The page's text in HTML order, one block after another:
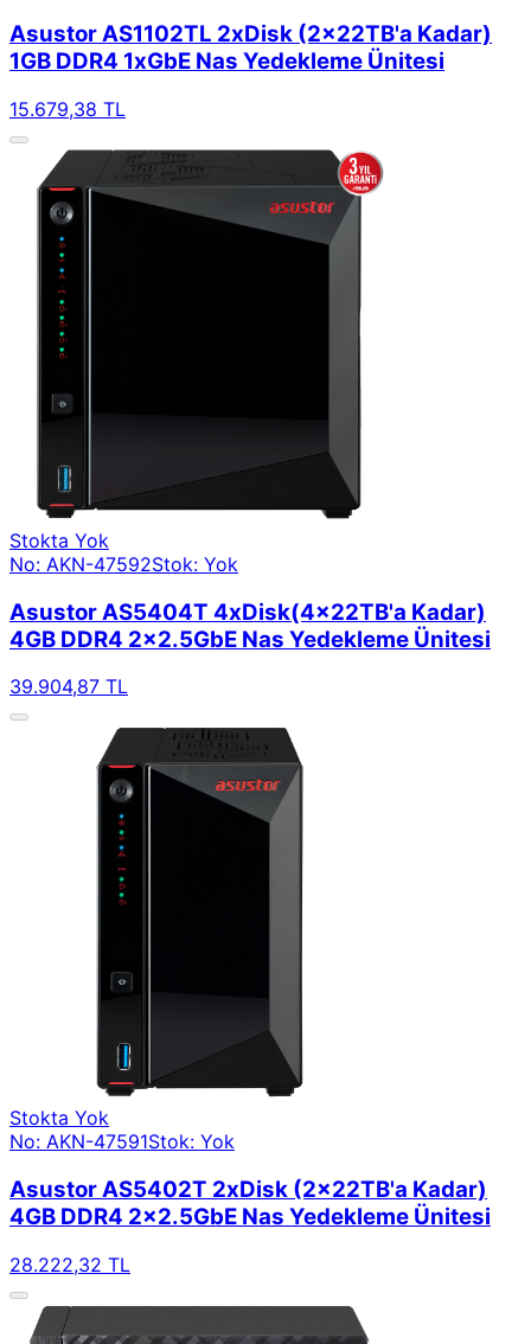
Asustor AS1102TL 2xDisk (2x22TB'a Kadar)
1GB DDR4 1xGbE Nas Yedekleme Ünitesi
15.679,38 TL
Stokta Yok
No: AKN-47592Stok: Yok
Asustor AS5404T 4xDisk(4x22TB'a Kadar)
4GB DDR4 2x2.5GbE Nas Yedekleme Ünitesi
39.904,87 TL
Stokta Yok
No: AKN-47591Stok: Yok
Asustor AS5402T 2xDisk (2x22TB'a Kadar)
4GB DDR4 2x2.5GbE Nas Yedekleme Ünitesi
28.222,32 TL